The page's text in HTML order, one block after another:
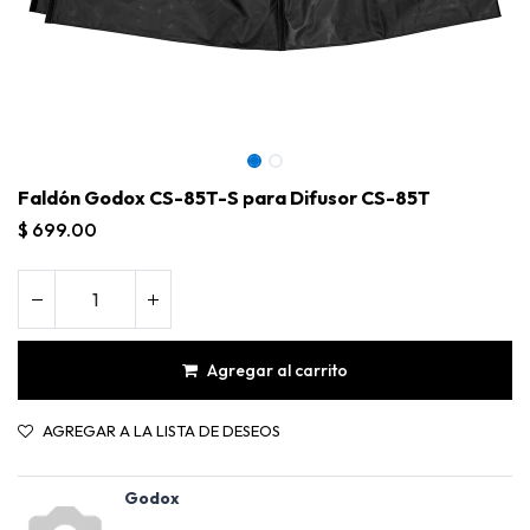
Faldón Godox CS-85T-S para Difusor CS-85T
$ 699.00
Agregar al carrito
AGREGAR A LA LISTA DE DESEOS
Godox